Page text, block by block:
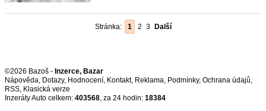
Stránka: 1 2 3 Další
©2026 Bazoš - Inzerce, Bazar
Nápověda, Dotazy, Hodnocení, Kontakt, Reklama, Podmínky, Ochrana údajů,
RSS,
Inzeráty Auto celkem: 403568, za 24 hodin: 18384